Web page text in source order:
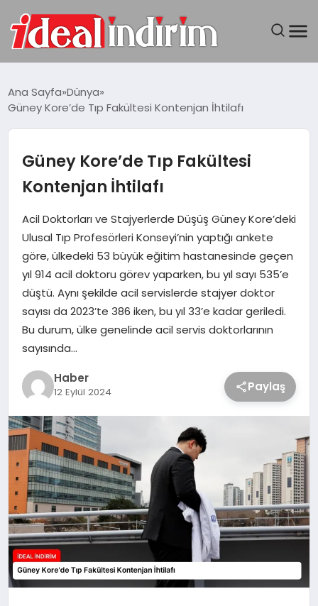
BILGISAYAR
DÜNYA
SEYAHAT
TEKNOLOJI
YAŞAM
Ana Sayfa Dünya
Güney Kore’de Tıp Fakültesi Kontenjan İhtilafı
Güney Kore’de Tıp Fakültesi
Kontenjan İhtilafı
Acil Doktorları ve Stajyerlerde Düşüş Güney Kore’deki
Ulusal Tıp Profesörleri Konseyi’nin yaptığı ankete
göre, ülkedeki 53 büyük eğitim hastanesinde geçen
yıl 914 acil doktoru görev yaparken, bu yıl sayı 535’e
düştü. Aynı şekilde acil servislerde stajyer doktor
sayısı da 2023’te 386 iken, bu yıl 33’e kadar geriledi.
Bu durum, ülke genelinde acil servis doktorlarının
sayısında…
Haber
12 Eylül 2024 Paylaş